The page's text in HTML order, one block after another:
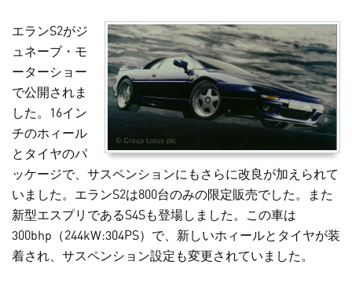
エランS2がジ
ュネーブ・モ
ーターショー
で公開されま
した。16イン
チのホィール
とタイヤのパ
ッケージで、サスペンションにもさらに改良が加えられて
いました。エランS2は800台のみの限定販売でした。また
新型エスプリであるS4Sも登場しました。この車は
300bhp（244kW:304PS）で、新しいホィールとタイヤが装
着され、サスペンション設定も変更されていました。